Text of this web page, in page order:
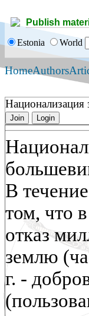
Publish
Estonia World
HomeAuthors
Национализация
Join Login
В
том, что
отказ
землю
г. -